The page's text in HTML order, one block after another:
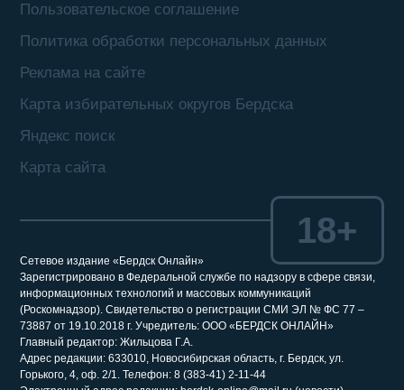
Пользовательское соглашение
Политика обработки персональных данных
Реклама на сайте
Карта избирательных округов Бердска
Яндекс поиск
Карта сайта
Сетевое издание «Бердск Онлайн»
Зарегистрировано в Федеральной службе по надзору в сфере связи,
информационных технологий и массовых коммуникаций
(Роскомнадзор). Свидетельство о регистрации СМИ ЭЛ № ФС 77 –
73887 от 19.10.2018 г. Учредитель: ООО «БЕРДСК ОНЛАЙН»
Главный редактор: Жильцова Г.А.
Адрес редакции: 633010, Новосибирская область, г. Бердск, ул.
Горького, 4, оф. 2/1. Телефон: 8 (383-41) 2-11-44
18+